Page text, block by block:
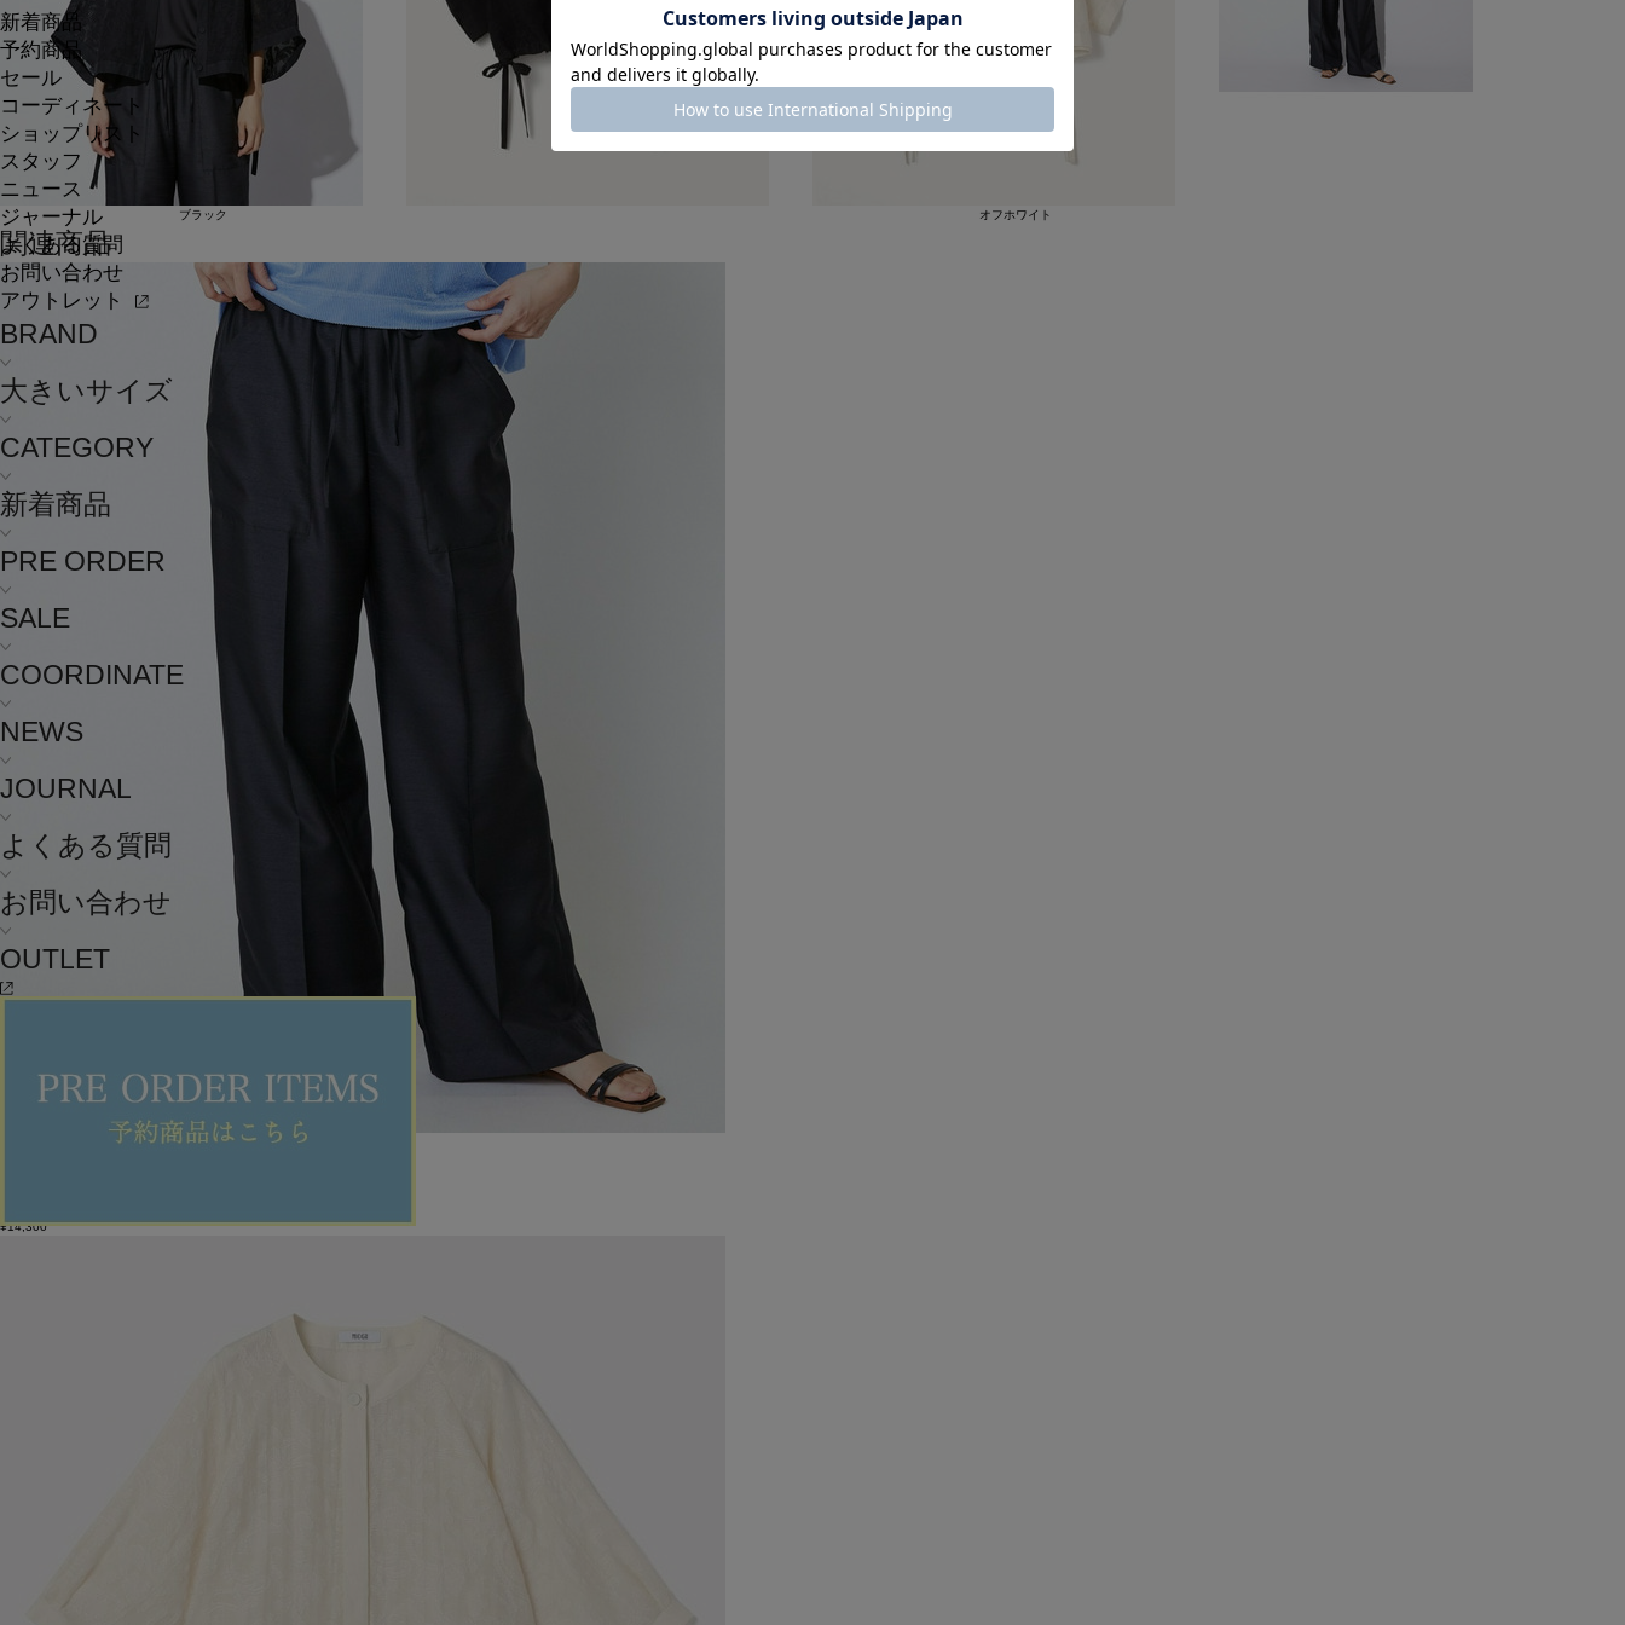
新着商品
予約商品
セール
コーディネート
ショップリスト
スタッフ
ニュース
ジャーナル
よくある質問
お問い合わせ
アウトレット
BRAND
大きいサイズ
CATEGORY
新着商品
PRE ORDER
SALE
COORDINATE
NEWS
JOURNAL
よくある質問
お問い合わせ
OUTLET
ブラック オフホワイト
関連商品
feerique
¥14,300